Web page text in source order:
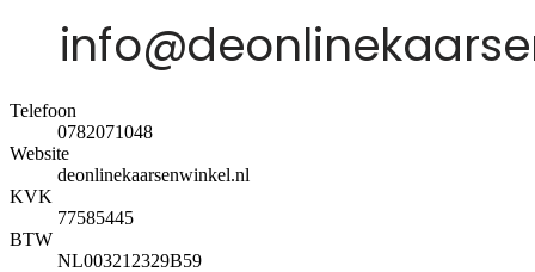
Telefoon
0782071048
Website
deonlinekaarsenwinkel.nl
KVK
77585445
BTW
NL003212329B59